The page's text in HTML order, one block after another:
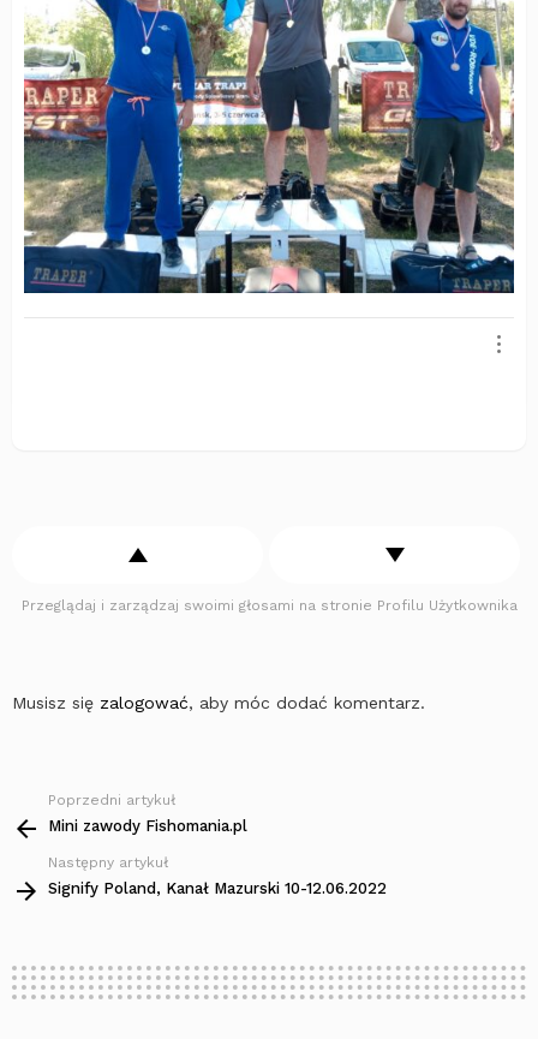
Przeglądaj i zarządzaj swoimi głosami na stronie Profilu Użytkownika
Musisz się zalogować, aby móc dodać komentarz.
Zobacz
więcej
Poprzedni artykuł
Mini zawody Fishomania.pl
Następny artykuł
Signify Poland, Kanał Mazurski 10-12.06.2022